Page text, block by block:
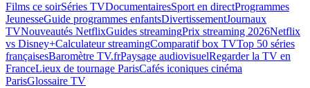
Films ce soirSéries TVDocumentairesSport en directProgrammes
JeunesseGuide programmes enfantsDivertissementJournaux
TVNouveautés NetflixGuides streamingPrix streaming 2026Netflix
vs Disney+Calculateur streamingComparatif box TVTop 50 séries
françaisesBaromètre TV.frPaysage audiovisuelRegarder la TV en
FranceLieux de tournage ParisCafés iconiques cinéma
ParisGlossaire TV